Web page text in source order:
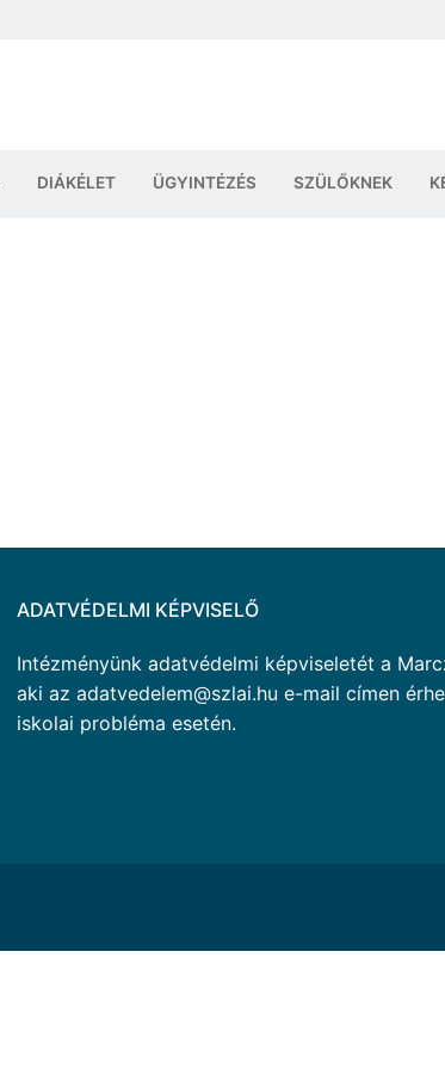
DIÁKÉLET ÜGYINTÉZÉS SZÜLŐKNEK
ADATVÉDELMI KÉPVISELŐ
Intézményünk adatvédelmi képviseletét a
aki az adatvedelem@szlai.hu e-mail címen
iskolai probléma esetén.